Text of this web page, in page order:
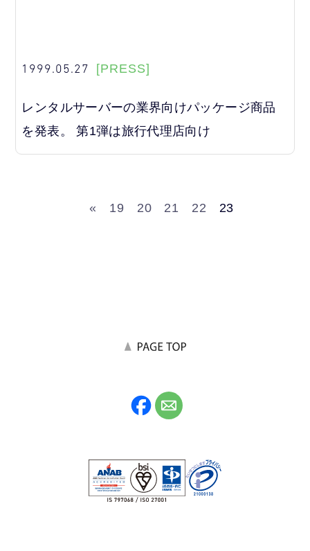
1999.05.27 [PRESS]
レンタルサーバーの業界向けパッケージ商品
を発表。 第1弾は旅行代理店向け
« 19 20 21 22 23